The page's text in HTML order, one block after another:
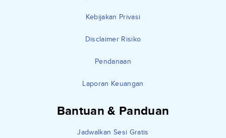
Kebijakan Privasi
Disclaimer Risiko
Pendanaan
Laporan Keuangan
Bantuan & Panduan
Jadwalkan Sesi Gratis